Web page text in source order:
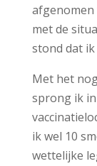
afgenomen
met de
stond dat
Met het
sprong ik
ik wel 10
wettelijke